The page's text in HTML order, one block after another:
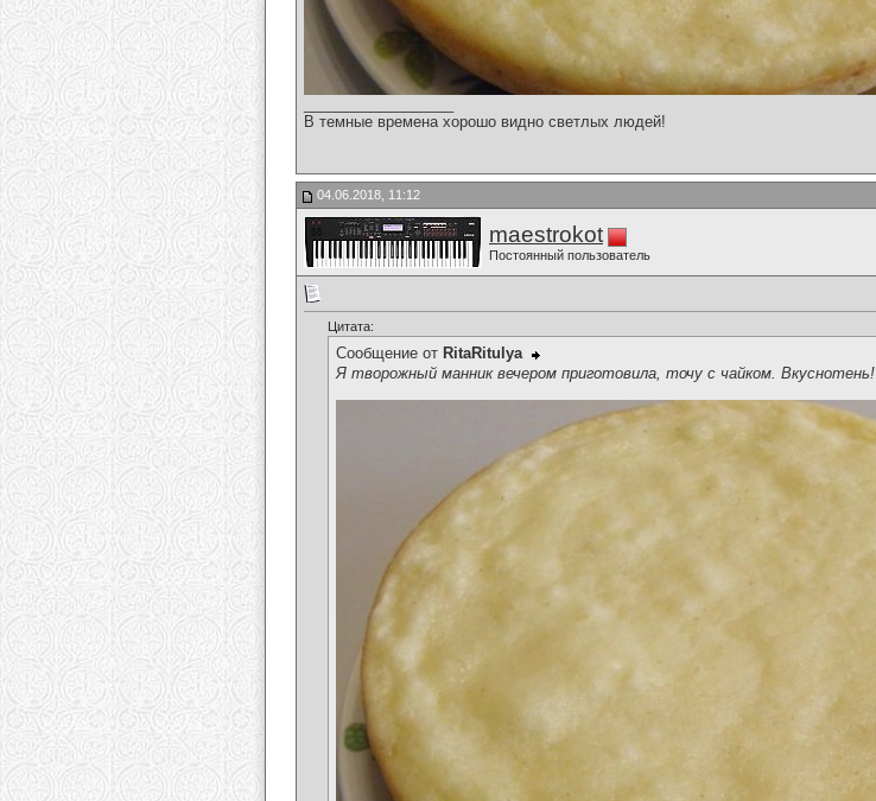
В темные времена хорошо видно светлых людей!
04.06.2018, 11:12
maestrokot
Постоянный пользователь
Цитата:
Сообщение от RitaRitulya
Я творожный манник вечером приготовила, точу с чайком. Вкуснотень!